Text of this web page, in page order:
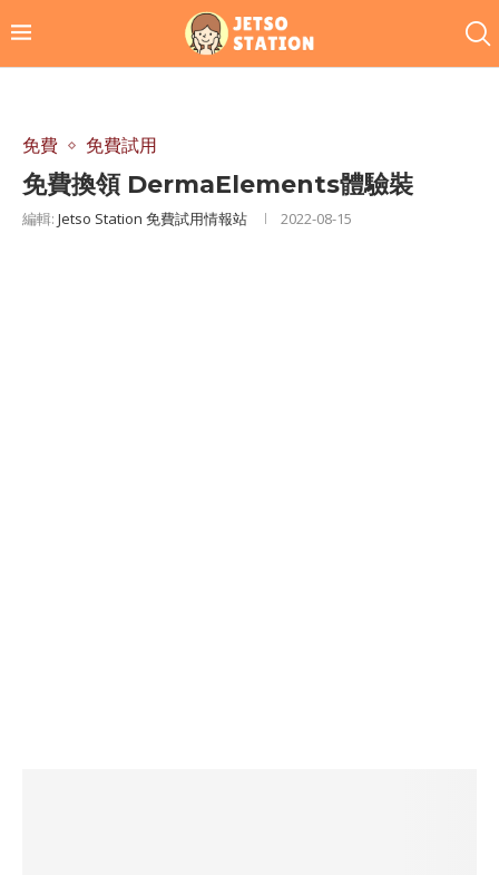
免費 免費試用
免費換領 DermaElements體驗裝
編輯: Jetso Station 免費試用情報站 2022-08-15